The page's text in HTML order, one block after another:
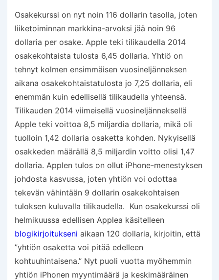
Osakekurssi on nyt noin 116 dollarin tasolla, joten
liiketoiminnan markkina-arvoksi jää noin 96
dollaria per osake. Apple teki tilikaudella 2014
osakekohtaista tulosta 6,45 dollaria. Yhtiö on
tehnyt kolmen ensimmäisen vuosineljänneksen
aikana osakekohtaistatulosta jo 7,25 dollaria, eli
enemmän kuin edellisellä tilikaudella yhteensä.
Tilikauden 2014 viimeisellä vuosineljänneksellä
Apple teki voittoa 8,5 miljardia dollaria, mikä oli
tuolloin 1,42 dollaria osaketta kohden. Nykyisellä
osakkeden määrällä 8,5 miljardin voitto olisi 1,47
dollaria. Applen tulos on ollut iPhone-menestyksen
johdosta kasvussa, joten yhtiön voi odottaa
tekevän vähintään 9 dollarin osakekohtaisen
tuloksen kuluvalla tilikaudella. Kun osakekurssi oli
helmikuussa edellisen Applea käsitelleen
blogikirjoitukseni aikaan 120 dollaria, kirjoitin, että
”yhtiön osaketta voi pitää edelleen
kohtuuhintaisena.” Nyt puoli vuotta myöhemmin
yhtiön iPhonen myyntimäärä ja keskimääräinen